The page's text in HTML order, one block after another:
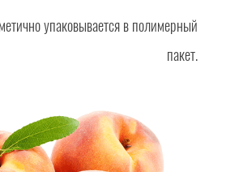
упаковывается в полимерный
пакет.